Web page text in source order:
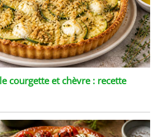
courgette et chèvre : recette